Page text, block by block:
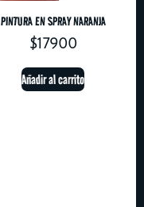
PINTURA EN SPRAY NARANJA
$17900
Añadir al carrito